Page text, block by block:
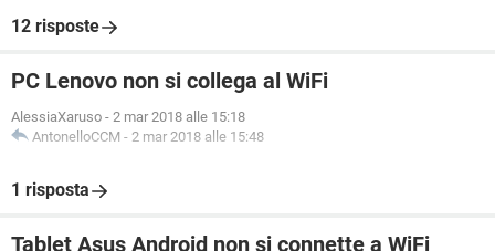
12 risposte
PC Lenovo non si collega al WiFi
AlessiaXaruso - 2 mar 2018 alle 15:18
AntonelloCCM - 2 mar 2018 alle 15:48
1 risposta
Tablet Asus Android non si connette a WiFi